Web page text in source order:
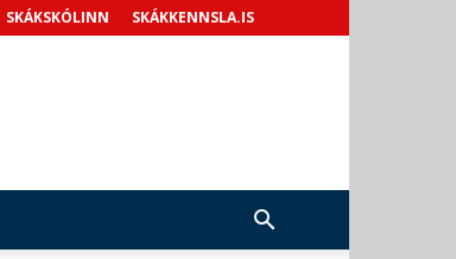
SKÁKSKÓLINN SKÁKKENNSLA.IS